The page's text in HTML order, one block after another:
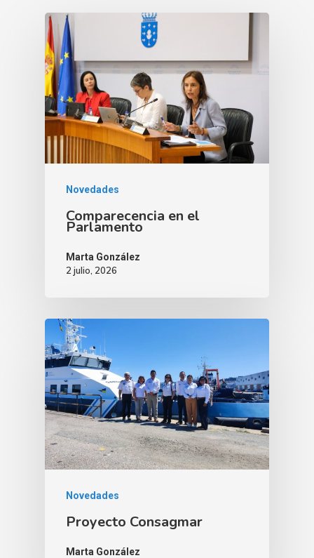
Novedades
Comparecencia en el
Parlamento
Marta González
2 julio, 2026
Novedades
Proyecto Consagmar
Marta González